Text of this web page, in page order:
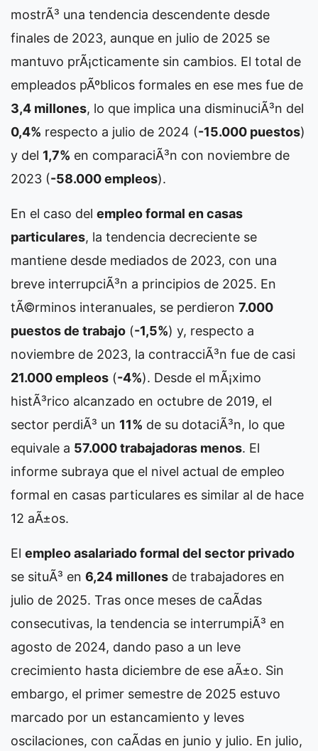
mostrÃ³ una tendencia descendente desde
finales de 2023, aunque en julio de 2025 se
mantuvo prÃ¡cticamente sin cambios. El total de
empleados pÃºblicos formales en ese mes fue de
3,4 millones, lo que implica una disminuciÃ³n del
0,4% respecto a julio de 2024 (-15.000 puestos)
y del 1,7% en comparaciÃ³n con noviembre de
2023 (-58.000 empleos).
En el caso del empleo formal en casas
particulares, la tendencia decreciente se
mantiene desde mediados de 2023, con una
breve interrupciÃ³n a principios de 2025. En
tÃ©rminos interanuales, se perdieron 7.000
puestos de trabajo (-1,5%) y, respecto a
noviembre de 2023, la contracciÃ³n fue de casi
21.000 empleos (-4%). Desde el mÃ¡ximo
histÃ³rico alcanzado en octubre de 2019, el
sector perdiÃ³ un 11% de su dotaciÃ³n, lo que
equivale a 57.000 trabajadoras menos. El
informe subraya que el nivel actual de empleo
formal en casas particulares es similar al de hace
12 aÃ±os.
El empleo asalariado formal del sector privado
se situÃ³ en 6,24 millones de trabajadores en
julio de 2025. Tras once meses de caÃ­das
consecutivas, la tendencia se interrumpiÃ³ en
agosto de 2024, dando paso a un leve
crecimiento hasta diciembre de ese aÃ±o. Sin
embargo, el primer semestre de 2025 estuvo
marcado por un estancamiento y leves
oscilaciones, con caÃ­das en junio y julio. En julio,